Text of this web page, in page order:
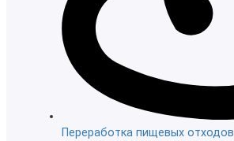
Переработка пищевых отходов